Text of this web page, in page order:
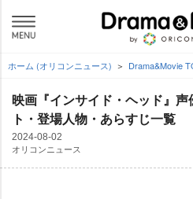
ホーム (オリコンニュース) Drama&Movie
映画『インサイド・ヘッド』
ト・登場人物・あらすじ一覧
2024-08-02
オリコンニュース